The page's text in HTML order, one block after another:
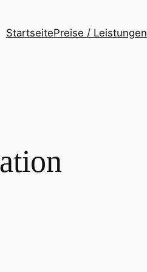
StartseitePreise / Leistungen